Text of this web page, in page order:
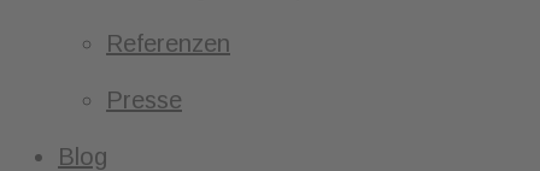
Referenzen
Presse
Blog